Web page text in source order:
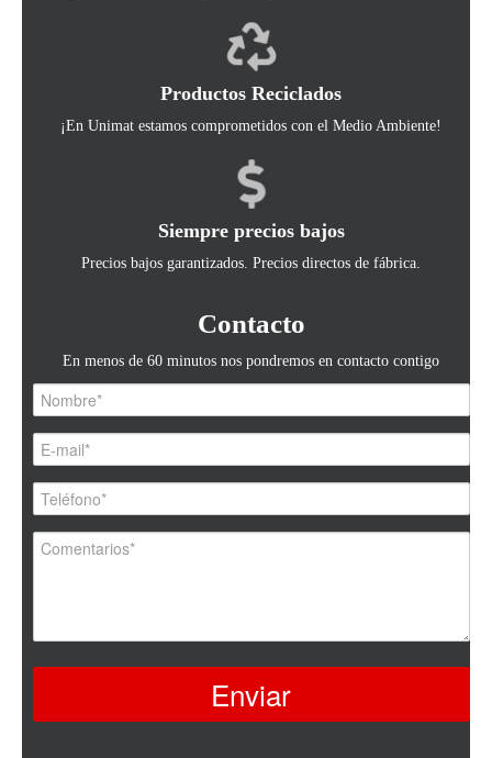
Productos Reciclados
¡En Unimat estamos comprometidos con el Medio Ambiente!
Siempre precios bajos
Precios bajos garantizados. Precios directos de fábrica.
Contacto
En menos de 60 minutos nos pondremos en contacto contigo